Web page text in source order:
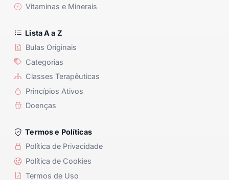
Vitaminas e Minerais
Lista A a Z
Bulas Originais
Categorias
Classes Terapêuticas
Princípios Ativos
Doenças
Termos e Políticas
Política de Privacidade
Política de Cookies
Termos de Uso